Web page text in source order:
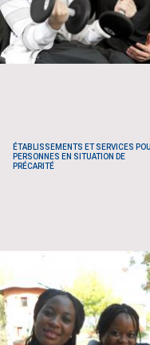
ÉTABLISSEMENTS ET SERVICES
PERSONNES EN SITUATION DE
PRÉCARITÉ